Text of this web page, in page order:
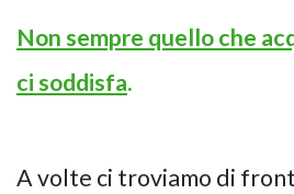
Non sempre quello che
ci soddisfa.
A volte ci troviamo di